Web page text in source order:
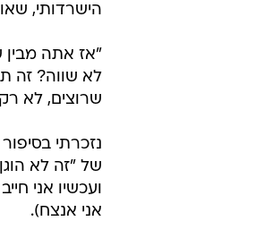
הישרדותי,
"אז אתה מבין
לא שווה? זה
שרוצים, לא
נזכרתי
של "זה לא
ועכשיו אני
אני אנצח).